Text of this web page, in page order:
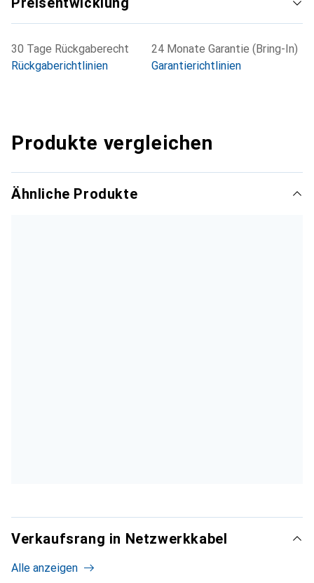
30 Tage Rückgaberecht
Rückgaberichtlinien
24 Monate Garantie (Bring-In)
Garantierichtlinien
Produkte vergleichen
Ähnliche Produkte
Verkaufsrang in Netzwerkkabel
Alle anzeigen